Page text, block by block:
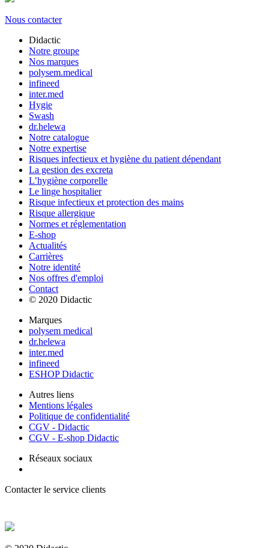
Nous contacter
Didactic
Notre groupe
Nos marques
polysem.medical
infineed
inter.med
Hygie
Swash
dr.helewa
Notre catalogue
Notre expertise
Risques infectieux et hygiène du patient dépendant
La gestion des excreta
L’hygiène corporelle
Le linge hospitalier
Risque infectieux et protection des mains
Risque allergique
Normes et réglementation
E-shop
Actualités
Carrières
Notre identité
Nos offres d'emploi
Contact
© 2020 Didactic
Marques
polysem medical
dr.helewa
inter.med
infineed
ESHOP Didactic
Autres liens
Mentions légales
Politique de confidentialité
CGV - Didactic
CGV - E-shop Didactic
Réseaux sociaux
Contacter le service clients